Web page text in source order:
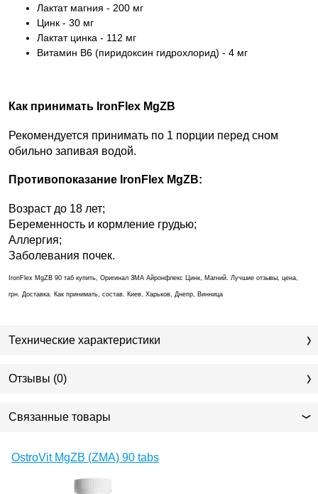
Лактат магния - 200 мг
Цинк - 30 мг
Лактат цинка - 112 мг
Витамин В6 (пиридоксин гидрохлорид) - 4 мг
Как принимать IronFlex MgZB
Рекомендуется принимать по 1 порции перед сном
обильно запивая водой.
Противопоказание IronFlex MgZB:
Возраст до 18 лет;
Беременность и кормление грудью;
Аллергия;
Заболевания почек.
IronFlex MgZB 90 таб купить, Оригинал ЗМА Айронфлекс Цинк, Магний. Лучшие отзывы, цена,
грн. Доставка. Как принимать, состав. Киев, Харьков, Днепр, Винница
Технические характеристики
Отзывы (0)
Связанные товары
OstroVit MgZB (ZMA) 90 tabs